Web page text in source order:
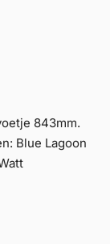
843mm.
Blue Lagoon